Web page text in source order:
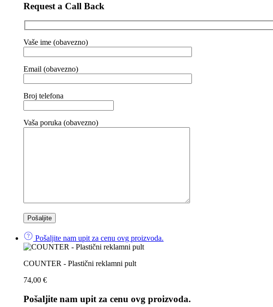
Request a Call Back
Vaše ime (obavezno)
Email (obavezno)
Broj telefona
Vaša poruka (obavezno)
Pošaljite nam upit za cenu ovg proizvoda.
COUNTER - Plastični reklamni pult
74,00 €
Pošaljite nam upit za cenu ovg proizvoda.